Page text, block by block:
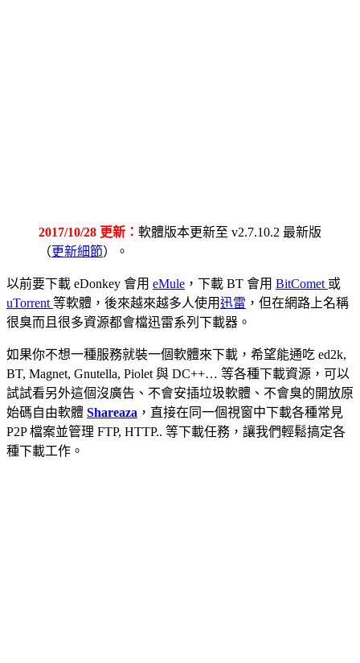
2017/10/28 更新： 軟體版本更新至 v2.7.10.2 最新版
（更新細節）。
以前要下載 eDonkey 會用 eMule ，下載 BT 會用 BitComet 或
uTorrent 等軟體，後來越來越多人使用迅雷 ，但在網路上名稱
很臭而且很多資源都會檔迅雷系列下載器。
如果你不想一種服務就裝一個軟體來下載，希望能通吃 ed2k,
BT, Magnet, Gnutella, Piolet 與 DC++… 等各種下載資源，可以
試試看另外這個沒廣告、不會安插垃圾軟體、不會臭的開放原
始碼自由軟體 Shareaza ，直接在同一個視窗中下載各種常見
P2P 檔案並管理 FTP, HTTP.. 等下載任務，讓我們輕鬆搞定各
種下載工作。